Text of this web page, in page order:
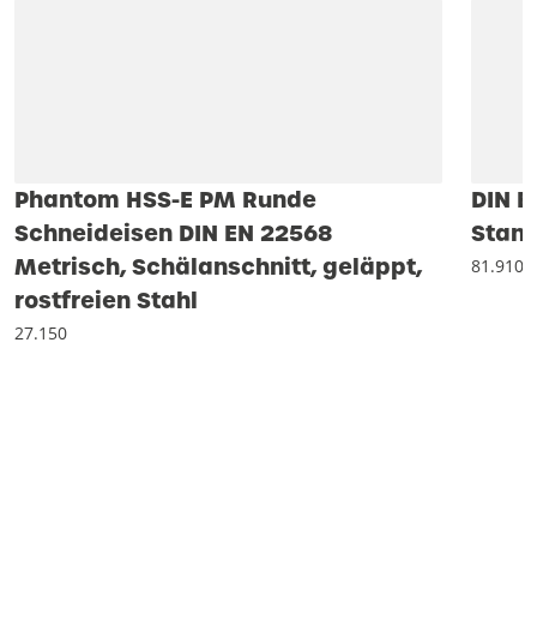
Phantom HSS-E PM Runde
Schneideisen DIN EN 22568
Metrisch, Schälanschnitt, geläppt,
rostfreien Stahl
27.150
DIN
81.910